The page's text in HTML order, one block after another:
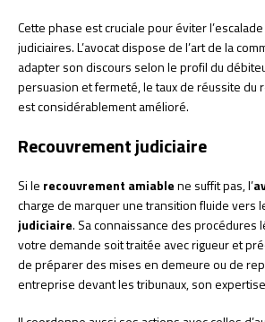
Cette phase est cruciale pour éviter
judiciaires. L’avocat dispose de l’art de la
adapter son discours selon le profil du
persuasion et fermeté, le taux de réussite du
est considérablement amélioré.
Recouvrement judiciaire
Si le recouvrement amiablene suffit pas, l’
charge de marquer une transition fluide vers
judiciaire. Sa connaissance des procédures
votre demande soit traitée avec rigueur et
de préparer des mises en demeure ou de
entreprise devant les tribunaux, son